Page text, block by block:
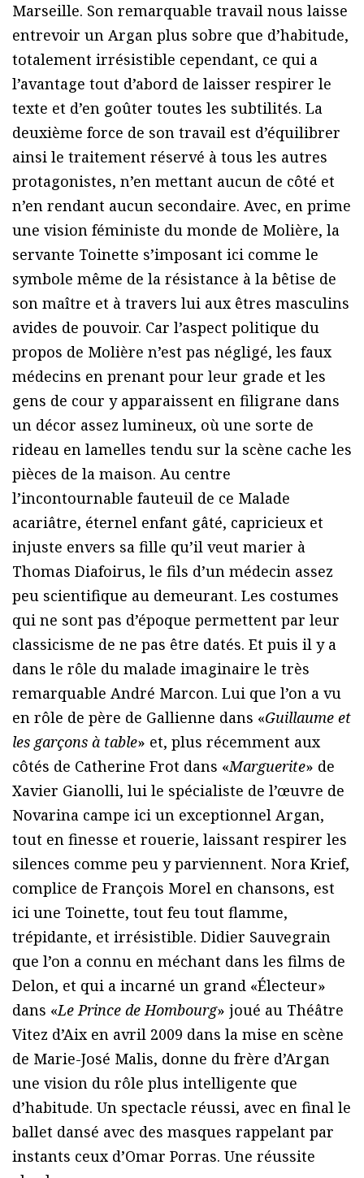
Marseille. Son remarquable travail nous laisse
entrevoir un Argan plus sobre que d’habitude,
totalement irrésistible cependant, ce qui a
l’avantage tout d’abord de laisser respirer le
texte et d’en goûter toutes les subtilités. La
deuxième force de son travail est d’équilibrer
ainsi le traitement réservé à tous les autres
protagonistes, n’en mettant aucun de côté et
n’en rendant aucun secondaire. Avec, en prime
une vision féministe du monde de Molière, la
servante Toinette s’imposant ici comme le
symbole même de la résistance à la bêtise de
son maître et à travers lui aux êtres masculins
avides de pouvoir. Car l’aspect politique du
propos de Molière n’est pas négligé, les faux
médecins en prenant pour leur grade et les
gens de cour y apparaissent en filigrane dans
un décor assez lumineux, où une sorte de
rideau en lamelles tendu sur la scène cache les
pièces de la maison. Au centre
l’incontournable fauteuil de ce Malade
acariâtre, éternel enfant gâté, capricieux et
injuste envers sa fille qu’il veut marier à
Thomas Diafoirus, le fils d’un médecin assez
peu scientifique au demeurant. Les costumes
qui ne sont pas d’époque permettent par leur
classicisme de ne pas être datés. Et puis il y a
dans le rôle du malade imaginaire le très
remarquable André Marcon. Lui que l’on a vu
en rôle de père de Gallienne dans «Guillaume et
les garçons à table» et, plus récemment aux
côtés de Catherine Frot dans «Marguerite» de
Xavier Gianolli, lui le spécialiste de l’œuvre de
Novarina campe ici un exceptionnel Argan,
tout en finesse et rouerie, laissant respirer les
silences comme peu y parviennent. Nora Krief,
complice de François Morel en chansons, est
ici une Toinette, tout feu tout flamme,
trépidante, et irrésistible. Didier Sauvegrain
que l’on a connu en méchant dans les films de
Delon, et qui a incarné un grand «Électeur»
dans «Le Prince de Hombourg» joué au Théâtre
Vitez d’Aix en avril 2009 dans la mise en scène
de Marie-José Malis, donne du frère d’Argan
une vision du rôle plus intelligente que
d’habitude. Un spectacle réussi, avec en final le
ballet dansé avec des masques rappelant par
instants ceux d’Omar Porras. Une réussite